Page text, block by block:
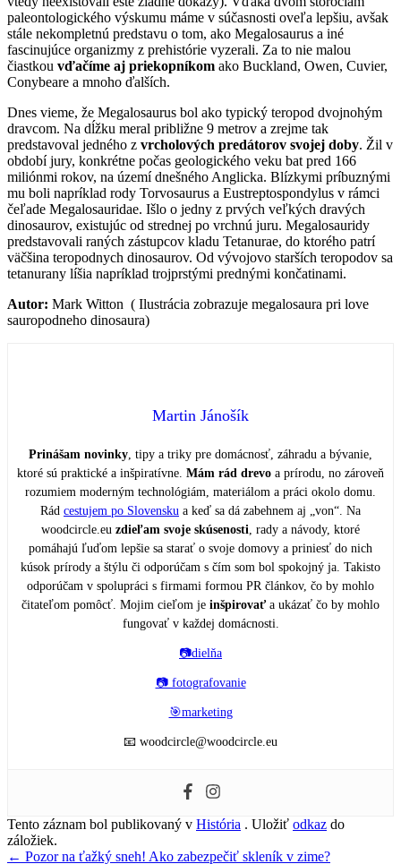
paleontologického výskumu máme v súčasnosti oveľa lepšiu, avšak
stále nekompletnú predstavu o tom, ako Megalosaurus a iné
fascinujúce organizmy z prehistórie vyzerali. Za to nie malou
čiastkou vďačíme aj priekopníkom ako Buckland, Owen, Cuvier,
Conybeare a mnoho ďalších.
Dnes vieme, že Megalosaurus bol ako typický teropod dvojnohým
dravcom. Na dĺžku meral približne 9 metrov a zrejme tak
predstavoval jedného z vrcholových predátorov svojej doby. Žil v
období jury, konkrétne počas geologického veku bat pred 166
miliónmi rokov, na území dnešného Anglicka. Blízkymi príbuznými
mu boli napríklad rody Torvosaurus a Eustreptospondylus v rámci
čeľade Megalosauridae. Išlo o jedny z prvých veľkých dravých
dinosaurov, existujúc od strednej po vrchnú juru. Megalosauridy
predstavovali raných zástupcov kladu Tetanurae, do ktorého patrí
väčšina teropodnych dinosaurov. Od vývojovo starších teropodov sa
tetanurany líšia napríklad trojprstými prednými končatinami.
Autor: Mark Witton ( Ilustrácia zobrazuje megalosaura pri love
sauropodneho dinosaura)
Martin Jánošík
Prinášam novinky , tipy a triky pre domácnosť, záhradu a bývanie,
ktoré sú praktické a inšpiratívne. Mám rád drevo a prírodu, no zároveň
rozumiem moderným technológiám, materiálom a práci okolo domu.
Rád cestujem po Slovensku a keď sa dá zabehnem aj „von“. Na
woodcircle.eu zdieľam svoje skúsenosti , rady a návody, ktoré
pomáhajú ľuďom lepšie sa starať o svoje domovy a priniesť do nich
kúsok prírody a štýlu či odporúčam s čím som bol spokojný ja. Takisto
odporúčam v spolupráci s firmami formou PR článkov, čo by mohlo
čitateľom pomôcť. Mojim cieľom je inšpirovaťa ukázať čo by mohlo
fungovať v každej domácnosti.
📷dielňa
📷 fotografovanie
🎯marketing
📧 woodcircle@woodcircle.eu
Tento záznam bol publikovaný v História . Uložiť odkaz do
záložiek.
Navigácia
← Pozor na ťažký sneh! Ako zabezpečiť skleník v zime?